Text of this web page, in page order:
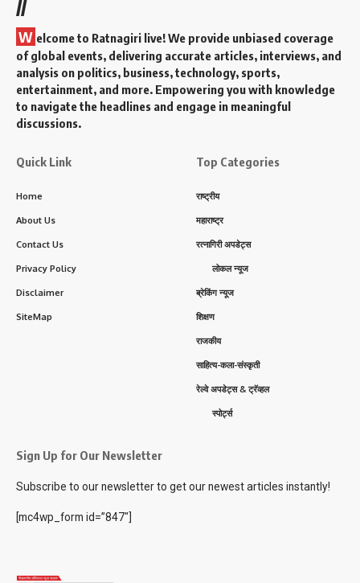
W elcome to Ratnagiri live! We provide unbiased coverage
of global events, delivering accurate articles, interviews, and
analysis on politics, business, technology, sports,
entertainment, and more. Empowering you with knowledge
to navigate the headlines and engage in meaningful
discussions.
Quick Link
Home
About Us
Contact Us
Privacy Policy
Disclaimer
SiteMap
Top Categories
राष्ट्रीय
महाराष्ट्र
रत्नागिरी अपडेट्स
लोकल न्यूज
ब्रेकिंग न्यूज
शिक्षण
राजकीय
साहित्य-कला-संस्कृती
रेल्वे अपडेट्स & ट्रॅव्हल
स्पोर्ट्स
Sign Up for Our Newsletter
Subscribe to our newsletter to get our newest articles instantly!
[mc4wp_form id=”847″]